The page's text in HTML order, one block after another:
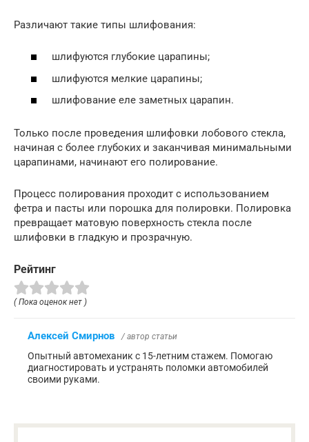
Различают такие типы шлифования:
шлифуются глубокие царапины;
шлифуются мелкие царапины;
шлифование еле заметных царапин.
Только после проведения шлифовки лобового стекла,
начиная с более глубоких и заканчивая минимальными
царапинами, начинают его полирование.
Процесс полирования проходит с использованием
фетра и пасты или порошка для полировки. Полировка
превращает матовую поверхность стекла после
шлифовки в гладкую и прозрачную.
Рейтинг
( Пока оценок нет )
Алексей Смирнов / автор статьи
Опытный автомеханик с 15-летним стажем. Помогаю
диагностировать и устранять поломки автомобилей
своими руками.